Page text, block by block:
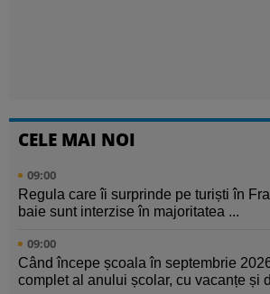
CELE MAI NOI
09:00
Regula care îi surprinde pe turiști în
baie sunt interzise în majoritatea ...
09:00
Când începe școala în septembrie
complet al anului școlar, cu vacanțe și